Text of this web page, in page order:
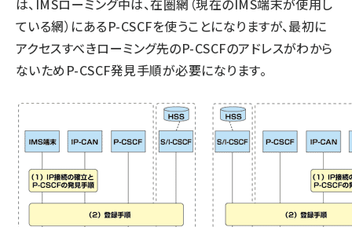
は、IMSローミング中は、在圏網（現在のIMS端末が使用し
ている網）にあるP-CSCFを使うことになりますが、最初に
アクセスすべきローミング先のP-CSCFのアドレスがわから
ないためP-CSCF発見手順が必要になります。